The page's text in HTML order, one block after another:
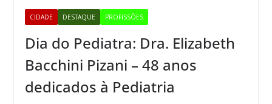
CIDADE DESTAQUE PROFISSÕES
Dia do Pediatra: Dra. Elizabeth
Bacchini Pizani – 48 anos
dedicados à Pediatria